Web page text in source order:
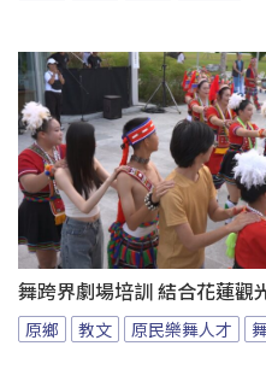
舞跨界劇場培訓 結合花蓮觀
原鄉 教文 原民樂舞人才